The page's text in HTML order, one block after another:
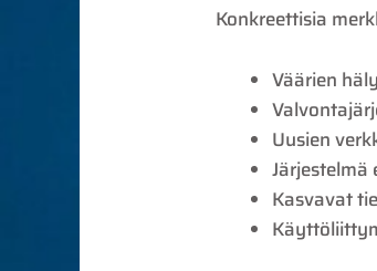
Konkreettisia
Väärien
Uusien
Kasvavat